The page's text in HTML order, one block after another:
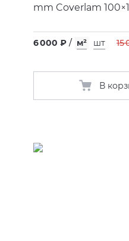
mm Coverlam
6 000 ₽ / м² шт 15
В